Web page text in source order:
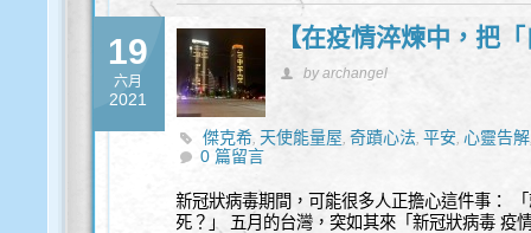
19
六月
2021
【在疫情淬煉中，把
by archangel
傑克希, 天使能量屋,奇蹟心法,平安,心靈告解
0 篇留言
新冠狀病毒期間，可能很多人正擔心這件事：
死？」 五月的台灣，突如其來「新冠狀病毒 疫